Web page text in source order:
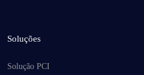
Soluções
Solução PCI